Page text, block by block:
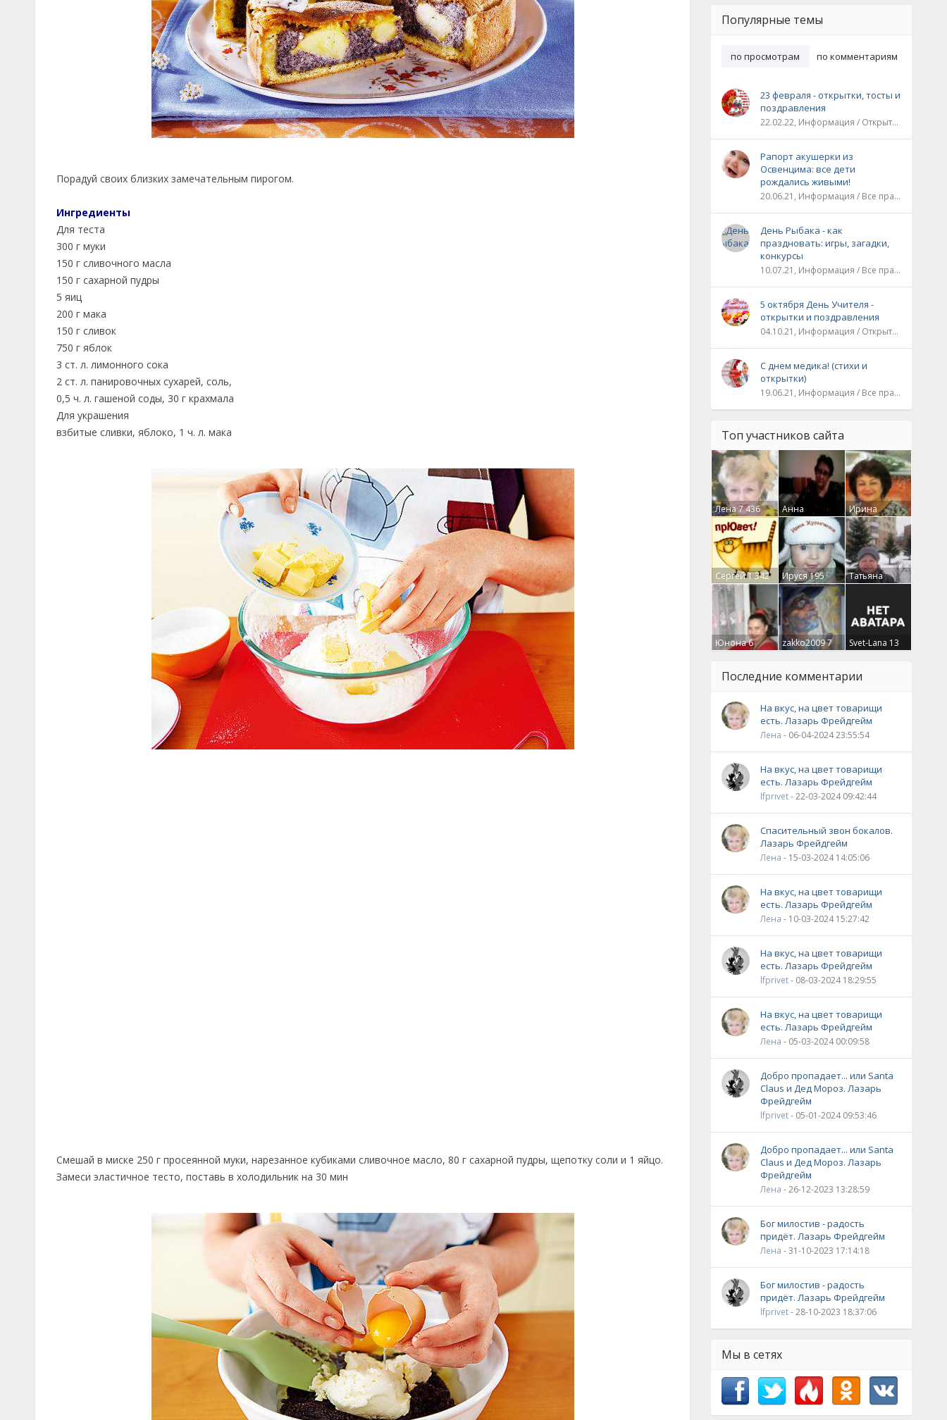
Порадуй своих близких замечательным пирогом.
Ингредиенты
Для теста
300 г муки
150 г сливочного масла
150 г сахарной пудры
5 яиц
200 г мака
150 г сливок
750 г яблок
3 ст. л. лимонного сока
2 ст. л. панировочных сухарей, соль,
0,5 ч. л. гашеной соды, 30 г крахмала
Для украшения
взбитые сливки, яблоко, 1 ч. л. мака
Смешай в миске 250 г просеянной муки, нарезанное кубиками сливочное масло, 80 г сахарной пудры, щепотку соли и 1 яйцо.
Замеси эластичное тесто, поставь в холодильник на 30 мин
Популярные темы
по просмотрам по комментариям
23 февраля - открытки, тосты и
поздравления
22.02.22, Информация / Открытки / Все праздники
Рапорт акушерки из
Освенцима: все дети
рождались живыми!
20.06.21, Информация / Все праздники / Рассказы и истории
День Рыбака - как
праздновать: игры, загадки,
конкурсы
10.07.21, Информация / Все праздники
5 октября День Учителя -
открытки и поздравления
04.10.21, Информация / Открытки / Все праздники
С днем медика! (стихи и
открытки)
19.06.21, Информация / Все праздники
Топ участников сайта
Лена7 436
Анна
Гумлевая0
Ирина
Бруцкая41
Сергей1 342 Ируся195
Татьяна
Крючкова0
Юнона6 zakko20097 Svet-Lana 13
Последние комментарии
На вкус, на цвет товарищи
есть. Лазарь Фрейдгейм
Лена - 06-04-2024 23:55:54
На вкус, на цвет товарищи
есть. Лазарь Фрейдгейм
lfprivet- 22-03-2024 09:42:44
Спасительный звон бокалов.
Лазарь Фрейдгейм
Лена - 15-03-2024 14:05:06
На вкус, на цвет товарищи
есть. Лазарь Фрейдгейм
Лена - 10-03-2024 15:27:42
На вкус, на цвет товарищи
есть. Лазарь Фрейдгейм
lfprivet- 08-03-2024 18:29:55
На вкус, на цвет товарищи
есть. Лазарь Фрейдгейм
Лена - 05-03-2024 00:09:58
Добро пропадает... или Santa
Claus и Дед Мороз. Лазарь
Фрейдгейм
lfprivet- 05-01-2024 09:53:46
Добро пропадает... или Santa
Claus и Дед Мороз. Лазарь
Фрейдгейм
Лена - 26-12-2023 13:28:59
Бог милостив - радость
придёт. Лазарь Фрейдгейм
Лена - 31-10-2023 17:14:18
Бог милостив - радость
придёт. Лазарь Фрейдгейм
lfprivet- 28-10-2023 18:37:06
Мы в сетях